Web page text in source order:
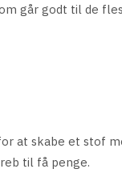
går godt til de
at skabe et stof
til få penge.